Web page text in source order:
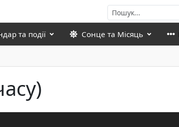
та події Сонце та Місяць